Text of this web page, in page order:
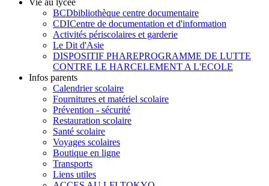
Vie au lycée
BCDbibliothèque centre documentaire
CDICentre de documentation et d'information
Activités périscolaires et garderie
Le Dit d'Asie
DISPOSITIF PHAREPROGRAMME DE LUTTE
CONTRE LE HARCELEMENT A L'ECOLE
Infos parents
Calendrier scolaire
Fournitures et matériel scolaire
Prévention - sécurité
Restauration scolaire
Santé scolaire
Voyages scolaires
Boutique en ligne
Transports
Liens utiles